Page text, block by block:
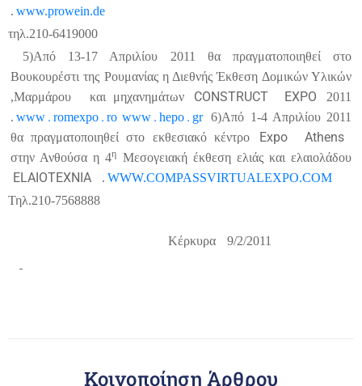
. www.prowein.de
τηλ.210-6419000
5)Από 13-17 Απριλίου 2011 θα πραγματοποιηθεί στο
Βουκουρέστι της Ρουμανίας η Διεθνής Έκθεση Δομικών Υλικών
,Μαρμάρου
και μηχανημάτων CONSTRUCT EXPO
2011
. www . romexpo . ro www . hepo . gr
6)Από 1-4 Απριλίου 2011
θα πραγματοποιηθεί στο εκθεσιακό κέντρο
Expo Athens
στην Ανθούσα η 4η Μεσογειακή έκθεση ελιάς και ελαιολάδου
ELAIOTEXNIA . WWW.COMPASSVIRTUALEXPO.COM
Τηλ.210-7568888
Κέρκυρα 9/2/2011
Κοινοποίηση Άρθρου